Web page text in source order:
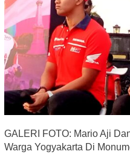
GALERI FOTO: Mario Aji
Warga Yogyakarta Di